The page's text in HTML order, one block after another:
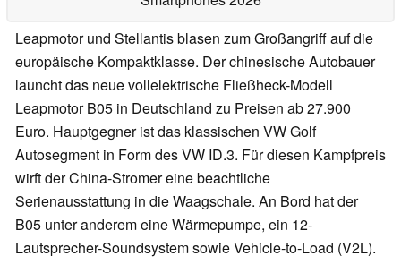
Leapmotor und Stellantis blasen zum Großangriff auf die
europäische Kompaktklasse. Der chinesische Autobauer
launcht das neue vollelektrische Fließheck-Modell
Leapmotor B05 in Deutschland zu Preisen ab 27.900
Euro. Hauptgegner ist das klassischen VW Golf
Autosegment in Form des VW ID.3. Für diesen Kampfpreis
wirft der China-Stromer eine beachtliche
Serienausstattung in die Waagschale. An Bord hat der
B05 unter anderem eine Wärmepumpe, ein 12-
Lautsprecher-Soundsystem sowie Vehicle-to-Load (V2L).